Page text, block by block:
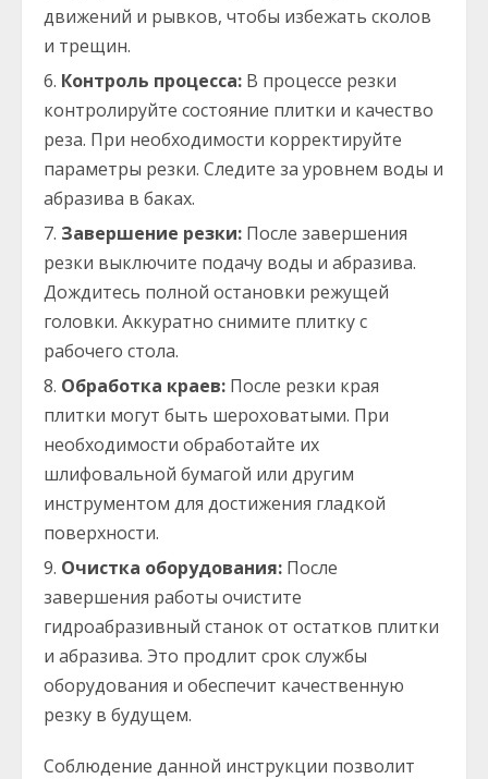
движений и рывков, чтобы избежать сколов
и трещин.
Контроль процесса: В процессе резки
контролируйте состояние плитки и качество
реза. При необходимости корректируйте
параметры резки. Следите за уровнем воды и
абразива в баках.
Завершение резки: После завершения
резки выключите подачу воды и абразива.
Дождитесь полной остановки режущей
головки. Аккуратно снимите плитку с
рабочего стола.
Обработка краев: После резки края
плитки могут быть шероховатыми. При
необходимости обработайте их
шлифовальной бумагой или другим
инструментом для достижения гладкой
поверхности.
Очистка оборудования: После
завершения работы очистите
гидроабразивный станок от остатков плитки
и абразива. Это продлит срок службы
оборудования и обеспечит качественную
резку в будущем.
Соблюдение данной инструкции позволит